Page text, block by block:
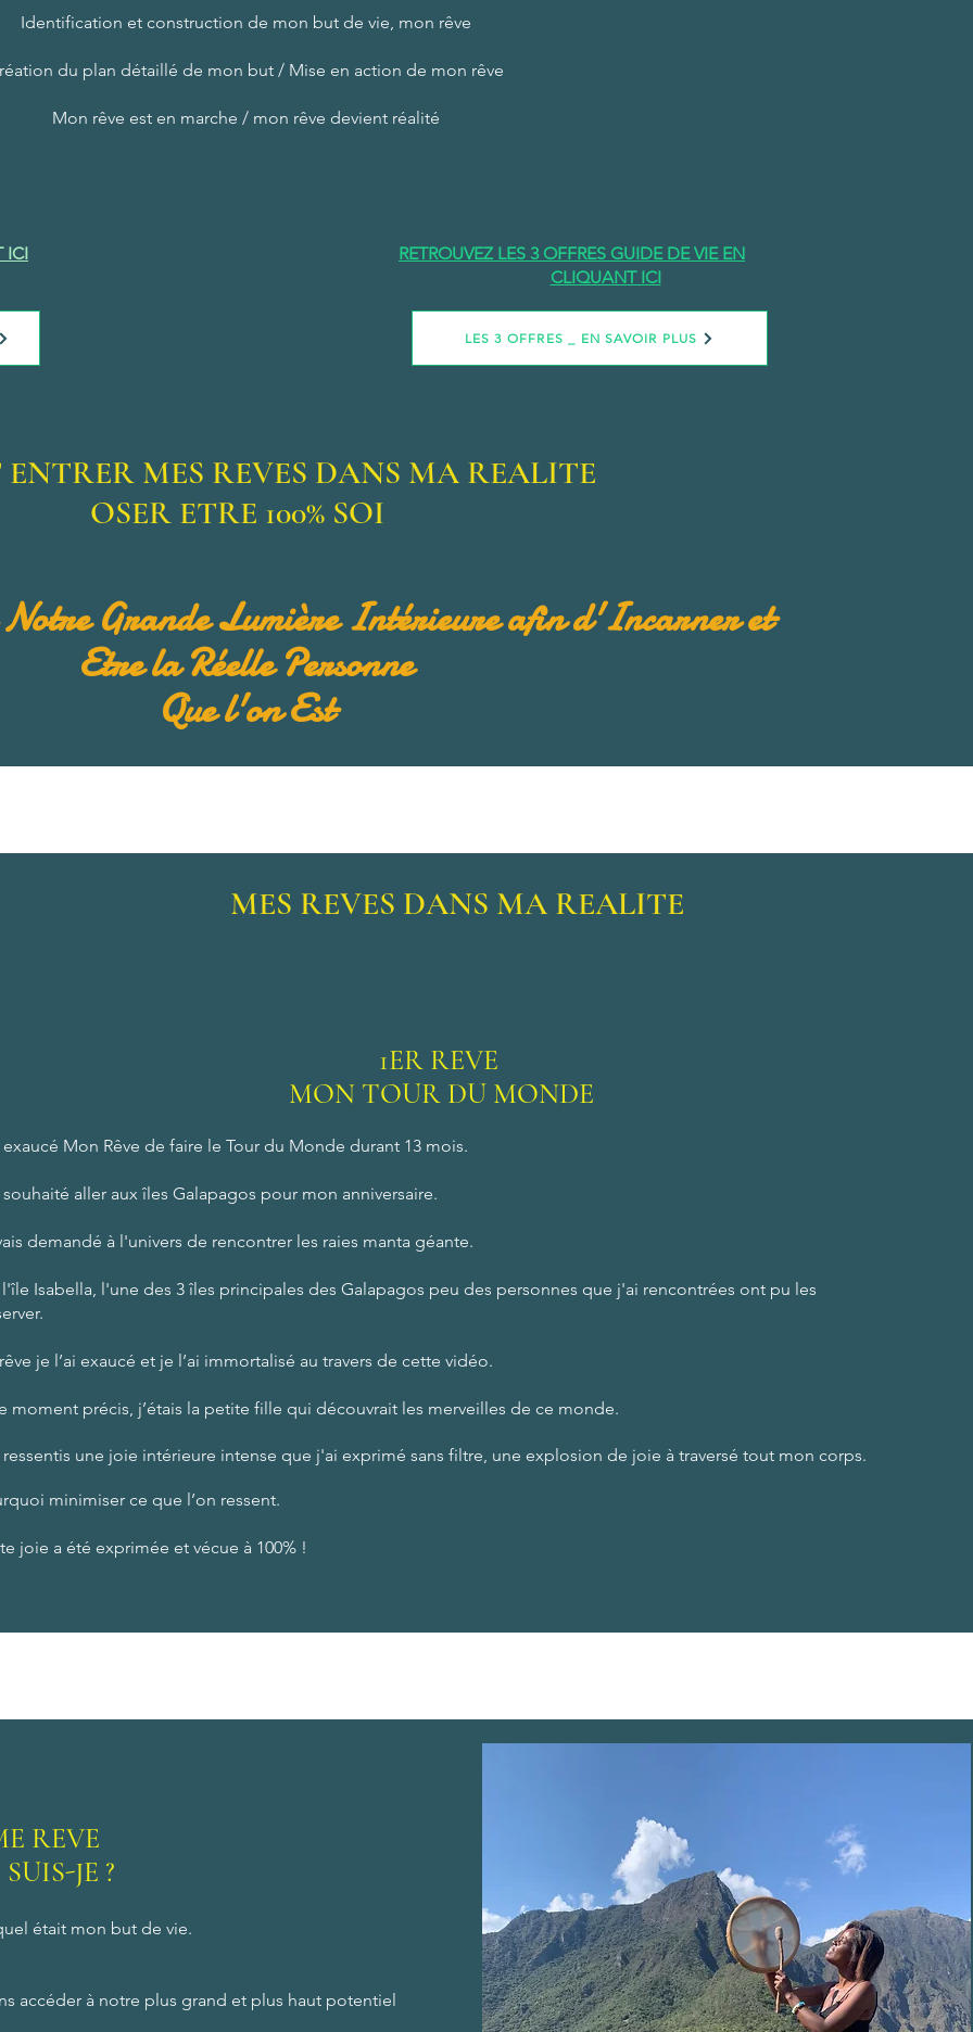
Identification et construction de mon but de vie, mon rêve
du plan détaillé de mon but / Mise en action de mon rêve
Mon rêve est en marche / mon rêve devient réalité
ICI
RETROUVEZ LES 3 OFFRES GUIDE DE VIE EN
CLIQUANT ICI
LES 3 OFFRES _ EN SAVOIR PLUS
MES REVES DANS MA REALITE
OSER ETRE 100% SOI
Grande Lumière Intérieure afin d'Incarner et
Etre la Réelle Personne
Que l'on Est
MES REVES DANS MA REALITE
1ER REVE
MON TOUR DU MONDE
Mon Rêve de faire le Tour du Monde durant 13 mois.
aller aux îles Galapagos pour mon anniversaire.
demandé à l'univers de rencontrer les raies manta géante.
l'île Isabella, l'une des 3 îles principales des Galapagos peu des personnes que j'ai rencontrées ont pu les
je l’ai exaucé et je l’ai immortalisé au travers de cette vidéo.
moment précis, j’étais la petite fille qui découvrait les merveilles de ce monde.
une joie intérieure intense que j'ai exprimé sans filtre, une explosion de joie à traversé tout mon corps.
minimiser ce que l’on ressent.
joie a été exprimée et vécue à 100% !
REVE
JE ?
était mon but de vie.
accéder à notre plus grand et plus haut potentiel